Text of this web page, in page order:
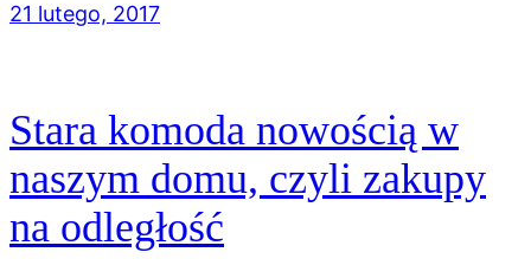
21 lutego, 2017
Stara komoda nowością w
naszym domu, czyli zakupy
na odległość